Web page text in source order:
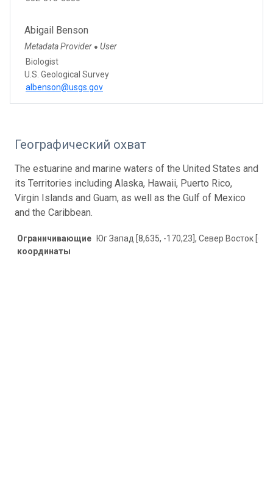
Abigail Benson
Metadata Provider ● User
Biologist
U.S. Geological Survey
albenson@usgs.gov
Географический охват
The estuarine and marine waters of the United States and
its Territories including Alaska, Hawaii, Puerto Rico,
Virgin Islands and Guam, as well as the Gulf of Mexico
and the Caribbean.
Ограничивающие
координаты
Юг Запад [8,635, -170,23], Север Восток